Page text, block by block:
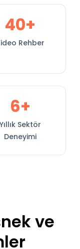
40+
Rehber
6+
Yıllık Sektör
Deneyimi
ve